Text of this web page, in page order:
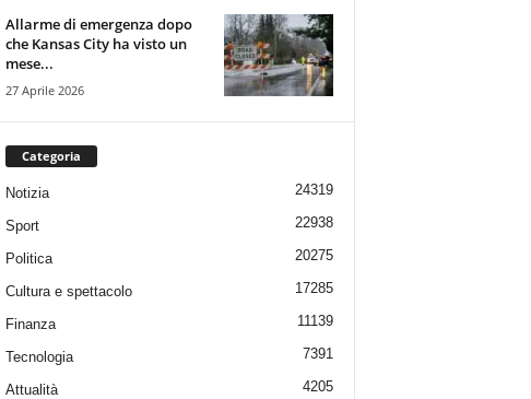
Allarme di emergenza dopo
che Kansas City ha visto un
mese...
27 Aprile 2026
Categoria
Notizia 24319
Sport 22938
Politica 20275
Cultura e spettacolo 17285
Finanza 11139
Tecnologia 7391
Attualità 4205